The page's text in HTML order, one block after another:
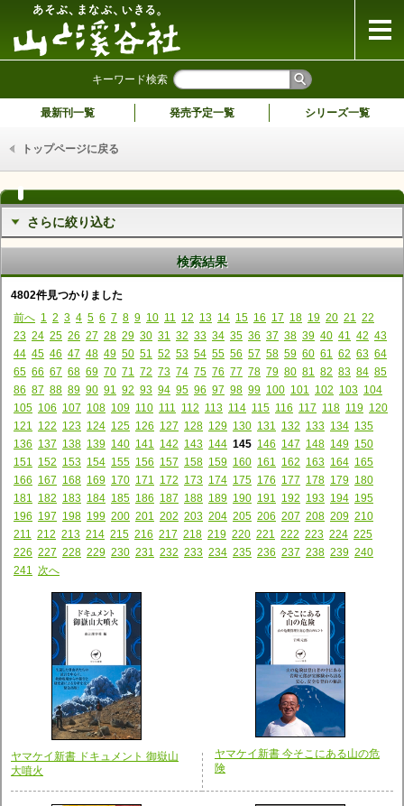
キーワード検索
最新刊一覧 発売予定一覧 シリーズ一覧
トップページに戻る
さらに絞り込む
検索結果
4802件見つかりました
前へ 1 2 3 4 5 6 7 8 9 10 11 12 13 14 15 16 17 18 19 20 21
22
23 24 25 26 27 28 29 30 31 32 33 34 35 36 37 38 39 40 41 42 43
44 45 46 47 48 49 50 51 52 53 54 55 56 57 58 59 60 61 62 63 64
65 66 67 68 69 70 71 72 73 74 75 76 77 78 79 80 81 82 83 84 85
86 87 88 89 90 91 92 93 94 95 96 97 98 99 100 101 102 103 104
105 106 107 108 109 110 111 112 113 114 115 116 117 118 119 120
121
122 123 124 125 126 127 128 129 130 131 132 133 134 135
136 137 138 139 140 141 142 143 144 145 146 147 148 149 150
151
152 153 154 155 156 157 158 159 160 161 162 163 164 165
166 167 168 169 170 171 172 173 174 175 176 177 178 179 180
181
182 183 184 185 186 187 188 189 190 191 192 193 194 195
196 197 198 199 200 201 202 203 204 205 206 207 208 209 210
211
212 213 214 215 216 217 218 219 220 221 222 223 224 225
226 227 228 229 230 231 232 233 234 235 236 237 238 239 240
241
次へ
ヤマケイ新書 ドキュメント 御嶽山
大噴火
ヤマケイ新書 今そこにある山の危
険